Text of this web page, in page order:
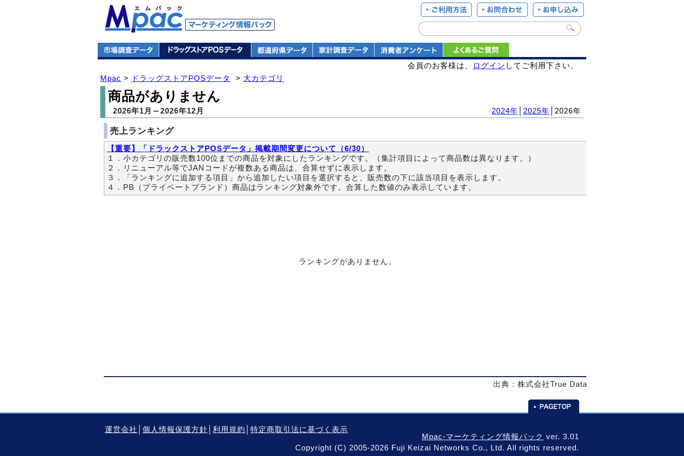
会員のお客様は、 ログイン してご利用下さい。
Mpac > ドラッグストアPOSデータ > 大カテゴリ
商品がありません
2024年 2025年 │2026年
2026年1月～2026年12月
売上ランキング
【重要】「ドラックストアPOSデータ」掲載期間変更について（6/30）
１．小カテゴリの販売数100位までの商品を対象にしたランキングです。（集計項目によって商品数は異なります。）
２．リニューアル等でJANコードが複数ある商品は、合算せずに表示します。
３．「ランキングに追加する項目」から追加したい項目を選択すると、販売数の下に該当項目を表示します。
４．PB（プライベートブランド）商品はランキング対象外です。合算した数値のみ表示しています。
ランキングがありません。
出典：株式会社True Data
運営会社 個人情報保護方針 利用規約
特定商取引法に基づく表示
Mpac-マーケティング情報パック ver. 3.01
Copyright (C) 2005-2026 Fuji Keizai Networks Co., Ltd. All rights reserved.